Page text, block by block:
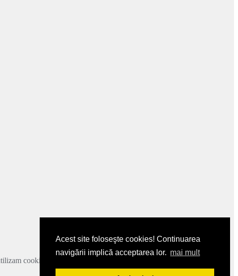
Acest site foloseşte cookies! Continuarea
navigării implică acceptarea lor. mai mult
cookie-urile.